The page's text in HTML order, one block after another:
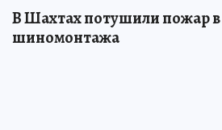
В Шахтах потушили пожар
шиномонтажа